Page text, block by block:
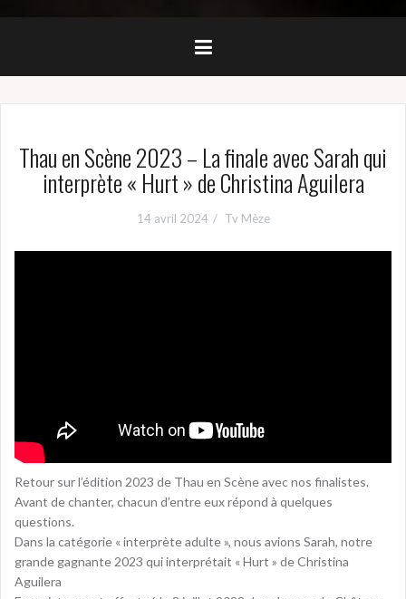
Thau en Scène 2023 – La finale avec Sarah qui
interprète « Hurt » de Christina Aguilera
14 avril 2024 Tv Mèze
Retour sur l’édition 2023 de Thau en Scène avec nos finalistes.
Avant de chanter, chacun d’entre eux répond à quelques
questions.
Dans la catégorie « interprète adulte », nous avions Sarah, notre
grande gagnante 2023 qui interprétait « Hurt » de Christina
Aguilera